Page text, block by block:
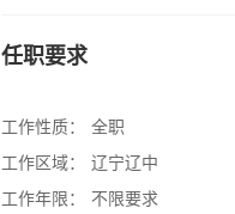
任职要求
工作性质：
全职
工作区域：
辽宁辽中
工作年限：
不限要求